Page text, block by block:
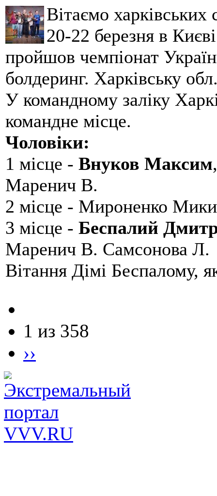
Вітаємо
20-22 березня в
пройшов чемпіонат
болдеринг. Харківську
У командному заліку
командне місце.
Чоловіки:
1 місце - Внуков Максим
Маренич В.
2 місце - Мироненко
3 місце - Беспалий
Маренич В. Самсонова Л.
Вітання Дімі Беспалому,
1 из 358
››